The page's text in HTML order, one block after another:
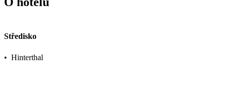
Středisko
• Hinterthal